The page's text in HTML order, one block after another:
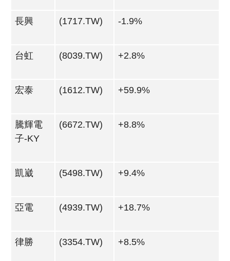
長興 (1717.TW) -1.9%
台虹 (8039.TW) +2.8%
宏泰 (1612.TW) +59.9%
騰輝電
子-KY
(6672.TW) +8.8%
凱崴 (5498.TW) +9.4%
亞電 (4939.TW) +18.7%
律勝 (3354.TW) +8.5%